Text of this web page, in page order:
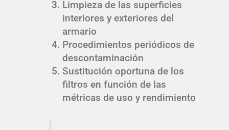
Limpieza de las superficies
interiores y exteriores del
armario
Procedimientos periódicos de
descontaminación
Sustitución oportuna de los
filtros en función de las
métricas de uso y rendimiento